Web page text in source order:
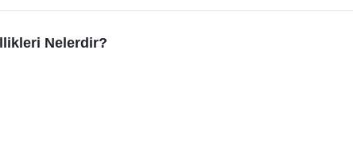
Nelerdir?